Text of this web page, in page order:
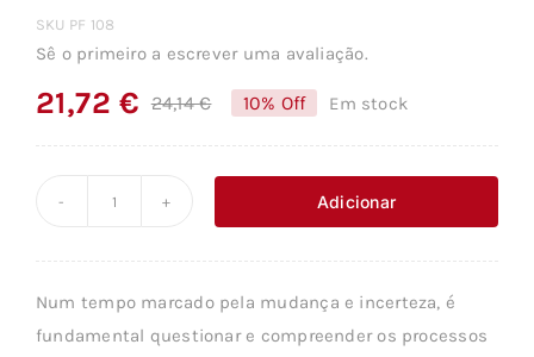
SKU PF 108
Sê o primeiro a escrever uma avaliação.
24,14€O
original
era:
21,72€
O
é:
10% Off Em stock
FILOSOFIA
Adicionar
Num tempo marcado pela mudança e incerteza, é
fundamental questionar e compreender os processos